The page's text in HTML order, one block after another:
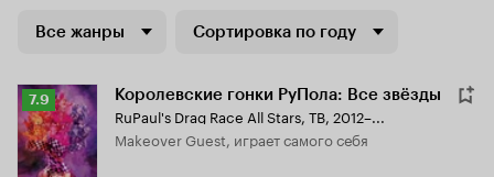
Все жанры Сортировка по году
Рейтинг
Кинопоиска
7.9
7.9 Королевские гонки РуПола: Все звёзды
RuPaul's Drag Race All Stars, ТВ, 2012–...
Makeover Guest, играет самого себя